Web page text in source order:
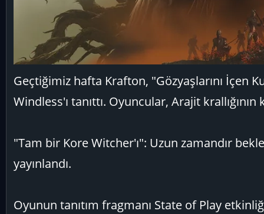
Geçtiğimiz hafta Krafton, "Gözyaşlarını İçen
Windless'ı tanıttı. Oyuncular, Arajit
"Tam bir Kore Witcher'ı": Uzun zamandır
yayınlandı.
Oyunun tanıtım fragmanı State of Play